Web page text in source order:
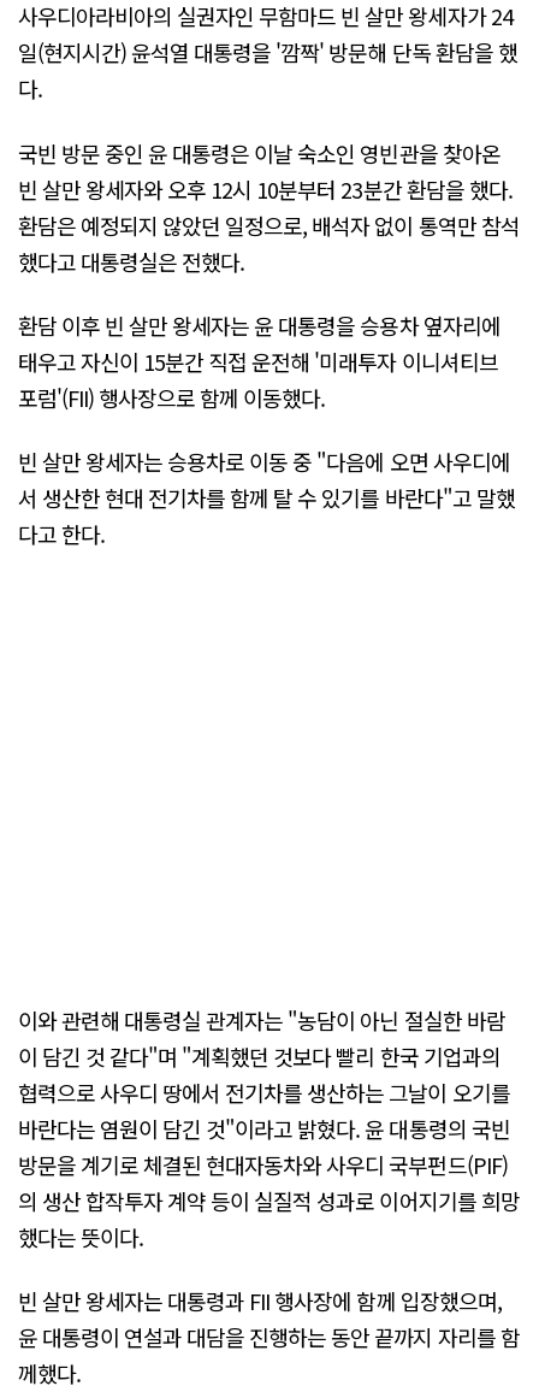
사우디아라비아의 실권자인 무함마드 빈 살만 왕세자가 24
일(현지시간) 윤석열 대통령을 '깜짝' 방문해 단독 환담을 했
다.
국빈 방문 중인 윤 대통령은 이날 숙소인 영빈관을 찾아온
빈 살만 왕세자와 오후 12시 10분부터 23분간 환담을 했다.
환담은 예정되지 않았던 일정으로, 배석자 없이 통역만 참석
했다고 대통령실은 전했다.
환담 이후 빈 살만 왕세자는 윤 대통령을 승용차 옆자리에
태우고 자신이 15분간 직접 운전해 '미래투자 이니셔티브
포럼'(FII) 행사장으로 함께 이동했다.
빈 살만 왕세자는 승용차로 이동 중 "다음에 오면 사우디에
서 생산한 현대 전기차를 함께 탈 수 있기를 바란다"고 말했
다고 한다.
이와 관련해 대통령실 관계자는 "농담이 아닌 절실한 바람
이 담긴 것 같다"며 "계획했던 것보다 빨리 한국 기업과의
협력으로 사우디 땅에서 전기차를 생산하는 그날이 오기를
바란다는 염원이 담긴 것"이라고 밝혔다. 윤 대통령의 국빈
방문을 계기로 체결된 현대자동차와 사우디 국부펀드(PIF)
의 생산 합작투자 계약 등이 실질적 성과로 이어지기를 희망
했다는 뜻이다.
빈 살만 왕세자는 대통령과 FII 행사장에 함께 입장했으며,
윤 대통령이 연설과 대담을 진행하는 동안 끝까지 자리를 함
께했다.